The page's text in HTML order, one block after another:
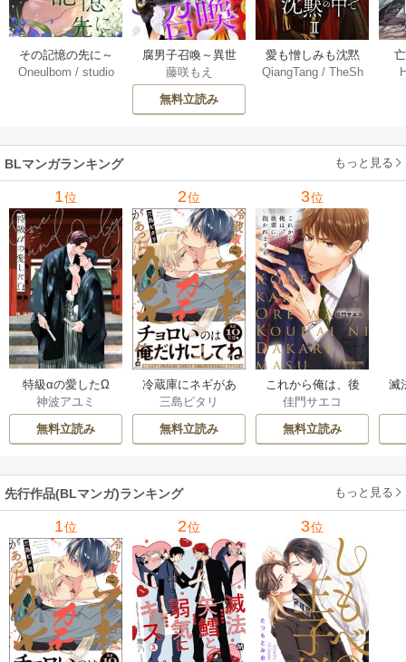
その記憶の先に～
秘密の花の香り～
Oneulbom / studio
腐男子召喚～異世
界で神獣にハメら
れました～ 分冊版
71巻
藤咲もえ
無料立読み
愛も憎しみも沈黙
の中で【タテヨ
QiangTang/ TheSh
BLマンガランキング もっと見る
1位
特級αの愛したΩ
神波アユミ
無料立読み
2位
冷蔵庫にネギがあ
ったカモ
三島ピタリ
無料立読み
3位
これから俺は、後
輩に抱かれます
佳門サエコ
無料立読み
滅
先行作品(BLマンガ)ランキング もっと見る
1位 2位 3位